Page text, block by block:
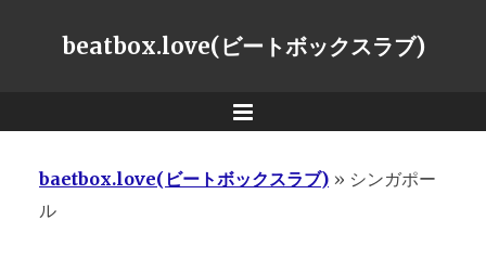
beatbox.love(ビートボックスラブ)
Menu
baetbox.love(ビートボックスラブ) » シンガポー
ル